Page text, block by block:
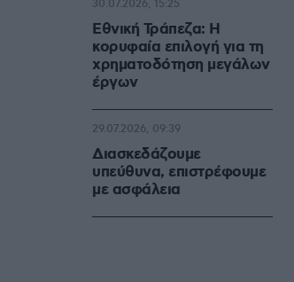
Εθνική Τράπεζα: Η
κορυφαία επιλογή για τη
χρηματοδότηση μεγάλων
έργων
30.07.2026, 15:25
Διασκεδάζουμε
υπεύθυνα, επιστρέφουμε
με ασφάλεια
29.07.2026, 09:39